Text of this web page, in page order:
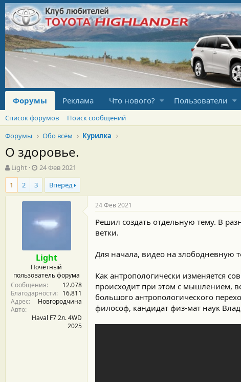
Форумы Реклама Что нового? Пользователи
Список форумов
Поиск сообщений
Форумы
Обо всём Курилка
О здоровье.
А
в
т
о
Light
Д
а
а
н
ч
а
24 Фев 2021
1
2 3 Вперёд
Light
Почетный
пользователь форума
Сообщения
12.078
Благодарности
16.811
Адрес
Новгородчина
Авто
Haval F7 2л. 4WD
2025
24 Фев 2021
Решил создать отдельную тему. В
ветки.
Для начала, видео на злободневную
Как антропологически изменяется
происходит при этом с мышлением,
большого антропологического
философ, кандидат физ-мат наук